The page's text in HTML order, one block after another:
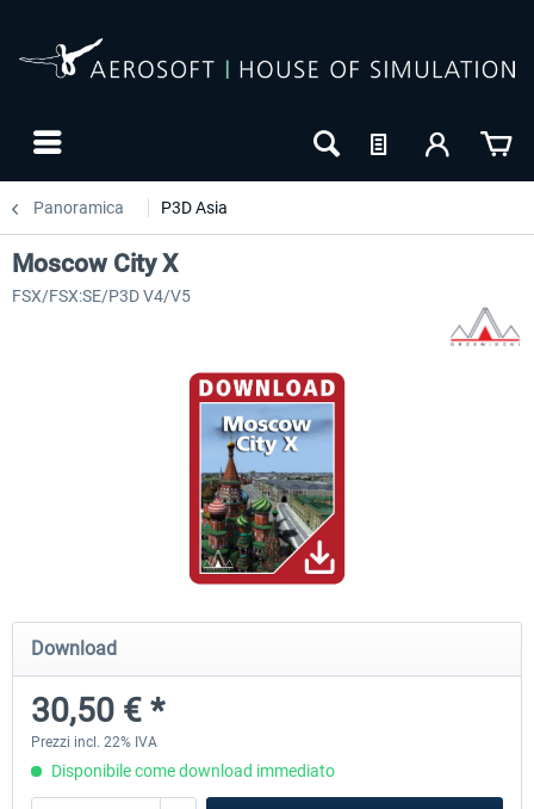
Panoramica P3D Asia
Baku X
24,78 € *
Moscow City X
Moscow City X
FSX/FSX:SE/P3D V4/V5
Download
30,50 € *
Prezzi incl. 22% IVA
Disponibile come download immediato